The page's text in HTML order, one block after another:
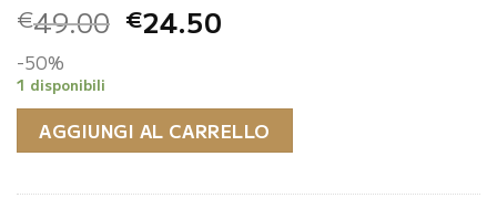
€49.00 Il
era:
€49.00.
€24.50
è:
€24.50.
-50%
1 disponibili
AGGIUNGI AL CARRELLO